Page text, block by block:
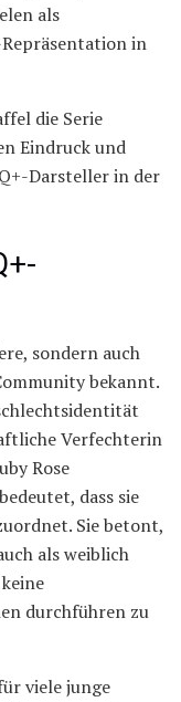
als
in
die Serie
Eindruck und
Darsteller in der
sondern auch
bekannt.
Verfechterin
Rose
dass sie
Sie betont,
als weiblich
durchführen zu
viele junge